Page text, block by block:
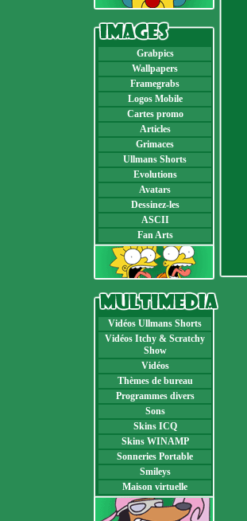
Grabpics
Wallpapers
Framegrabs
Logos Mobile
Cartes promo
Articles
Grimaces
Ullmans Shorts
Evolutions
Avatars
Dessinez-les
ASCII
Fan Arts
Vidéos Ullmans Shorts
Vidéos Itchy & Scratchy
Show
Vidéos
Thèmes de bureau
Programmes divers
Sons
Skins ICQ
Skins WINAMP
Sonneries Portable
Smileys
Maison virtuelle